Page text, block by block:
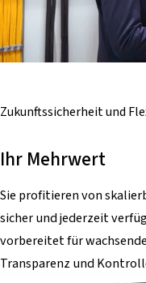
Zukunftssicherheitund
Ihr Mehrwert
Sie profitieren von
sicher und jederzeit
vorbereitet für
Transparenz und